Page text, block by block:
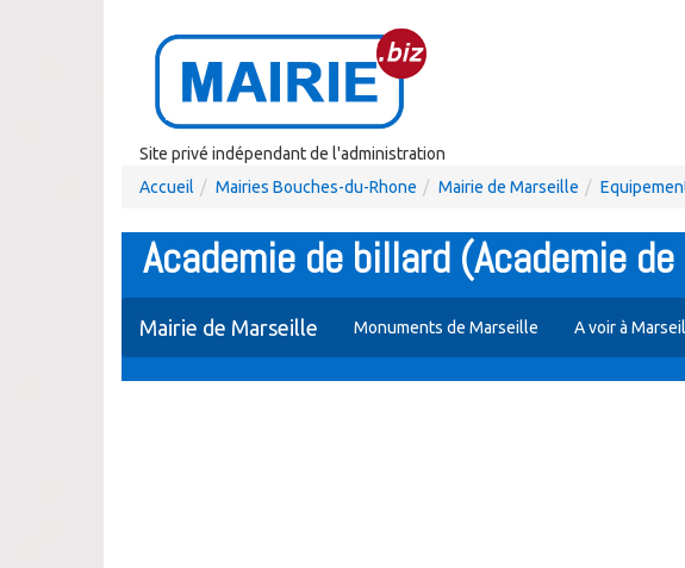
Site privé indépendant de l'administration
Accueil
Mairies Bouches-du-Rhone Mairie de Marseille
Academie de billard (Academie
Mairie de Marseille Monuments de Marseille A voir à